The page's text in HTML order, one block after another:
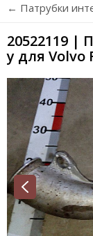
← Патрубки
20522119 |
у для Volvo